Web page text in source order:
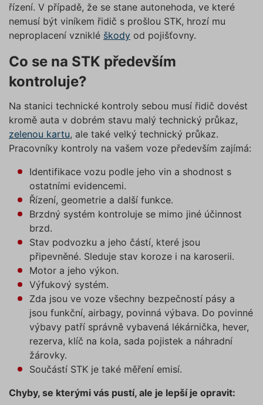
řízení. V případě, že se stane autonehoda, ve které
nemusí být viníkem řidič s prošlou STK, hrozí mu
neproplacení vzniklé škody od pojišťovny.
Co se na STK především
kontroluje?
Na stanici technické kontroly sebou musí řidič dovést
kromě auta v dobrém stavu malý technický průkaz,
zelenou kartu, ale také velký technický průkaz.
Pracovníky kontroly na vašem voze především zajímá:
Identifikace vozu podle jeho vin a shodnost s
ostatními evidencemi.
Řízení, geometrie a další funkce.
Brzdný systém kontroluje se mimo jiné účinnost
brzd.
Stav podvozku a jeho částí, které jsou
připevněné. Sleduje stav koroze i na karoserii.
Motor a jeho výkon.
Výfukový systém.
Zda jsou ve voze všechny bezpečností pásy a
jsou funkční, airbagy, povinná výbava. Do povinné
výbavy patří správně vybavená lékárnička, hever,
rezerva, klíč na kola, sada pojistek a náhradní
žárovky.
Součástí STK je také měření emisí.
Chyby, se kterými vás pustí, ale je lepší je opravit: